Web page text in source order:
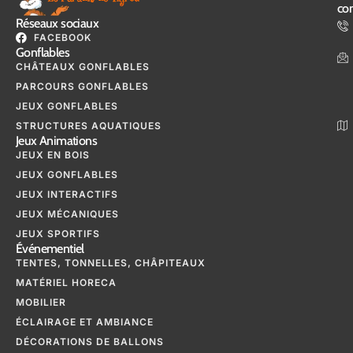
Réseaux sociaux
FACEBOOK
Gonflables
CHÂTEAUX GONFLABLES
PARCOURS GONFLABLES
JEUX GONFLABLES
STRUCTURES AQUATIQUES
Jeux Animations
JEUX EN BOIS
JEUX GONFLABLES
JEUX INTERACTIFS
JEUX MÉCANIQUES
JEUX SPORTIFS
Événementiel
TENTES, TONNELLES, CHÂPITEAUX
MATÉRIEL HORECA
MOBILIER
ÉCLAIRAGE ET AMBIANCE
DÉCORATIONS DE BALLONS